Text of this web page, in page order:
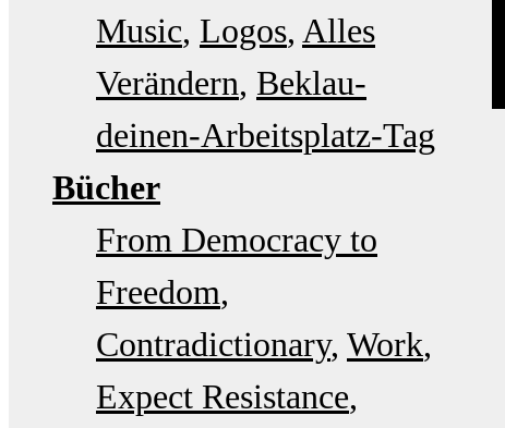
Music Logos Alles
Verändern Beklau-
deinen-Arbeitsplatz-Tag
Bücher
From Democracy to
Freedom
Contradictionary Work
Expect Resistance